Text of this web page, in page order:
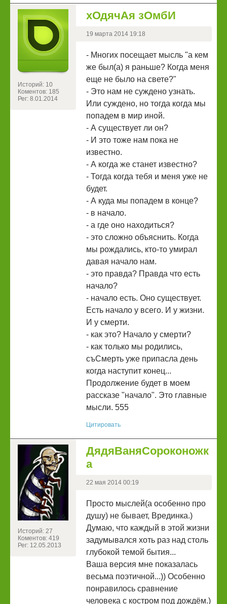
Историй: 10
Коментов: 185
Рег: 8.01.2014
хОдячАя зОмбИ
19 марта 2014 19:18
- Многих посещает мысль "а кем
же был(а) я раньше? Когда меня
еще не было на свете?"
- Это нам не суждено узнать.
Или суждено, но тогда когда мы
попадем в мир иной.
- А существует ли он?
- И это тоже нам пока не
известно.
- А когда же станет известно?
- Тогда когда тебя и меня уже не
будет.
- А куда мы попадем в конце?
- в начало.
- а где оно находиться?
- это сложно объяснить. Когда
мы рождались, кто-то умирал
давая начало нам.
- это правда? Правда что есть
начало?
- начало есть. Оно существует.
Есть начало у всего. И у жизни.
И у смерти.
- как это? Начало у смерти?
- как только мы родились,
съСмерть уже припасла день
когда наступит конец...
Продолжение будет в моем
рассказе "начало". Это главные
мысли. 555
Цитировать
Историй: 27
Коментов: 419
Рег: 12.05.2013
ДядяВаняСороконожк
а
22 мая 2014 00:19
Просто мыслей(а особенно про
душу) не бывает, Врединка.)
Думаю, что каждый в этой жизни
задумывался хоть раз над столь
глубокой темой бытия...
Ваша версия мне показалась
весьма поэтичной...)) Особенно
понравилось сравнение
человека с костром под дождём.)